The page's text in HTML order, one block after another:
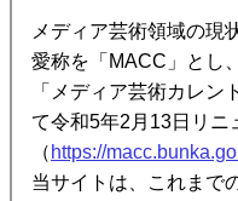
メディア芸術領域の現
愛称を「MACC」とし
「メディア芸術カレン
て令和5年2月13日リニ
（ https://
当サイトは、これまで